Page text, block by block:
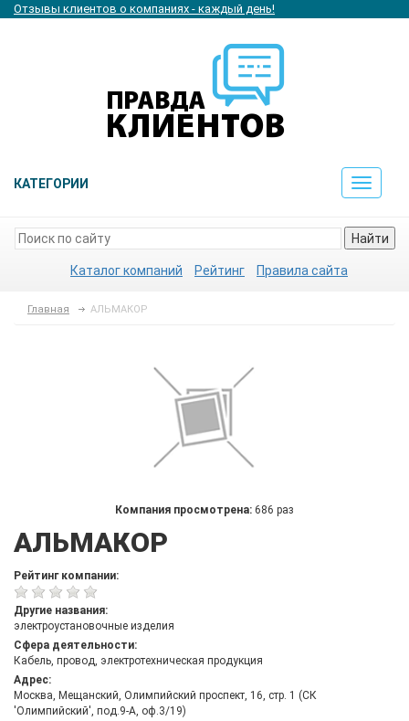
Отзывы клиентов о компаниях - каждый день!
КАТЕГОРИИ
Toggle
Найти
Каталог компаний Рейтинг Правила сайта
Главная АЛЬМАКОР
Компания просмотрена: 686 раз
АЛЬМАКОР
Рейтинг компании:
Другие названия:
электроустановочные изделия
Сфера деятельности:
Кабель, провод, электротехническая продукция
Адрес:
Москва, Мещанский, Олимпийский проспект, 16, стр. 1 (СК
'Олимпийский', под.9-А, оф.3/19)